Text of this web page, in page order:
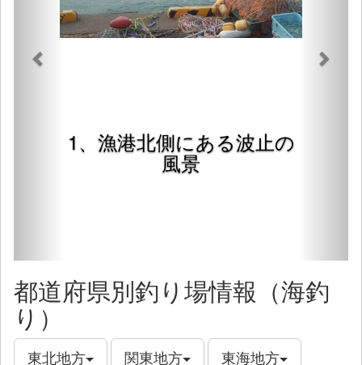
1、漁港北側にある波止の
風景
都道府県別釣り場情報（海釣
り）
東北地方 関東地方
東海地方